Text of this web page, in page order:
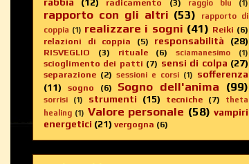
rabbia (12) radicamento (3) raggio blu (1)
rapporto con gli altri (53)
rapporto di
coppia (1) realizzare i sogni (41) Reiki (6)
relazioni di coppia
(5) responsabilità (28)
RISVEGLIO (3) rituale (6) sciamanesimo (1)
scioglimento dei patti (7) sensi di colpa (27)
separazione (2) sessioni e corsi (1)
sofferenza
(11)
sogno (6) Sogno dell'anima (99)
sorrisi (1) strumenti (15) tecniche (7)
theta
healing (1) Valore personale (58) vampiri
energetici (21) vergogna (6)